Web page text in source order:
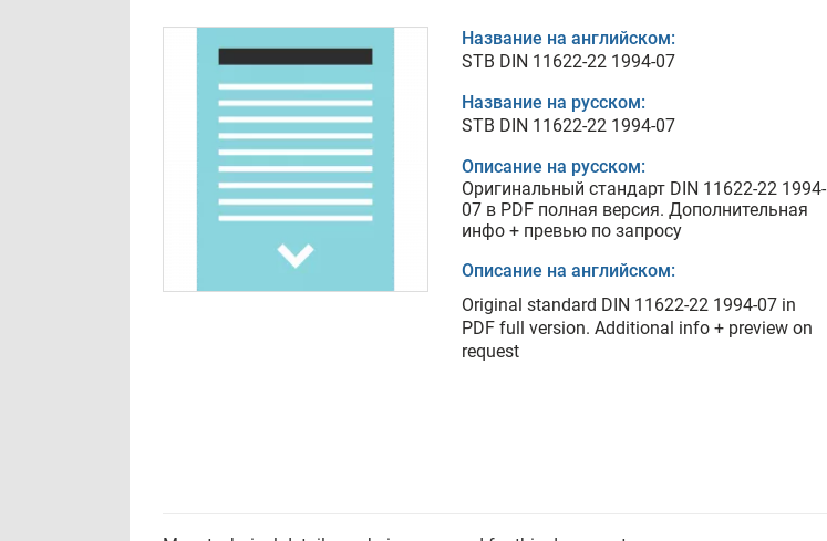
Название на английском:
STB DIN 11622-22 1994-07
Название на русском:
STB DIN 11622-22 1994-07
Описание на русском:
Оригинальный стандарт DIN 11622-22 1994-
07 в PDF полная версия. Дополнительная
инфо + превью по запросу
Описание на английском:
Original standard DIN 11622-22 1994-07 in
PDF full version. Additional info + preview on
request